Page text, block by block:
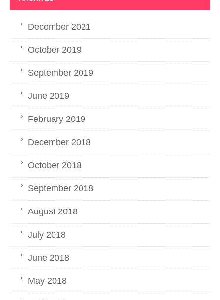
December 2021
October 2019
September 2019
June 2019
February 2019
December 2018
October 2018
September 2018
August 2018
July 2018
June 2018
May 2018